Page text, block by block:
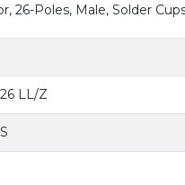
26-Poles, Male, Solder
LL/Z